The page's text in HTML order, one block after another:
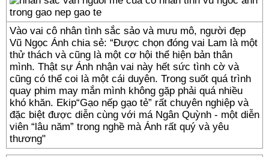
Vào vai cô nhân tình sắc sảo và mưu mô, người đẹp
Vũ Ngọc Ánh chia sẻ: “Được chọn đóng vai Lam là một
thử thách và cũng là một cơ hội thể hiện bản thân
mình. Thật sự Ánh nhận vai này hết sức tình cờ và
cũng có thể coi là một cái duyên. Trong suốt quá trình
quay phim may mắn mình không gặp phải quá nhiều
khó khăn. Ekip“Gạo nếp gạo tẻ” rất chuyên nghiệp và
đặc biệt được diễn cùng với má Ngân Quỳnh - một diễn
viên “lâu năm” trong nghề mà Ánh rất quý và yêu
thương"